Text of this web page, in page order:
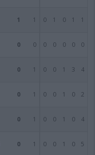
1 1 0 1 0 1 1
0 0 0 0 0 0 0
0 1 0 0 1 3 4
0 1 0 0 1 0 2
0 1 0 0 1 0 4
0 1 0 0 1 0 5